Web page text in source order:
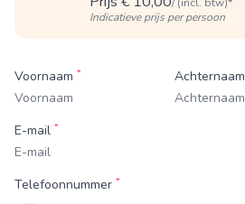
Indicatieve prijs per persoon
Voornaam * Achternaam
E-mail *
Telefoonnummer *